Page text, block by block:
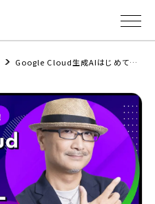
Google Cloud生成AIはじめてセミナー